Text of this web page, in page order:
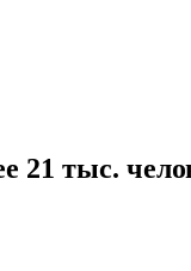
21 тыс.